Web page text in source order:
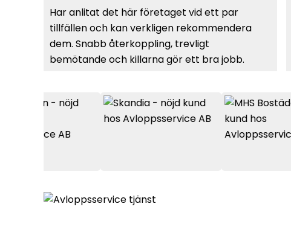
Har anlitat det här företaget vid ett par
tillfällen och kan verkligen rekommendera
dem. Snabb återkoppling, trevligt
bemötande och killarna gör ett bra jobb.